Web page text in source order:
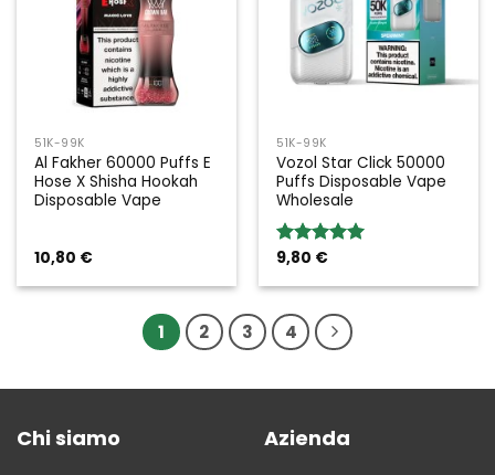
51K-99K
Al Fakher 60000 Puffs E
Hose X Shisha Hookah
Disposable Vape
10,80 €
51K-99K
Vozol Star Click 50000
Puffs Disposable Vape
Wholesale
Rated5.00
9,80 €
1 2 3 4
Chi siamo Azienda